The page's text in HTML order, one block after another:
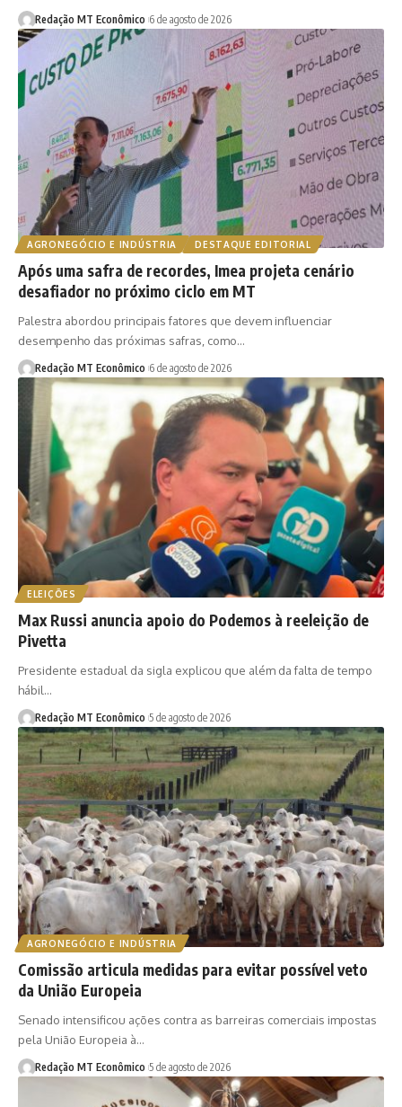
Redação MT Econômico 6 de agosto de 2026
AGRONEGÓCIO E INDÚSTRIA DESTAQUE EDITORIAL
Após uma safra de recordes, Imea projeta cenário
desafiador no próximo ciclo em MT
Palestra abordou principais fatores que devem influenciar
desempenho das próximas safras, como…
Redação MT Econômico 6 de agosto de 2026
ELEIÇÕES
Max Russi anuncia apoio do Podemos à reeleição de
Pivetta
Presidente estadual da sigla explicou que além da falta de tempo
hábil…
Redação MT Econômico 5 de agosto de 2026
AGRONEGÓCIO E INDÚSTRIA
Comissão articula medidas para evitar possível veto
da União Europeia
Senado intensificou ações contra as barreiras comerciais impostas
pela União Europeia à…
Redação MT Econômico 5 de agosto de 2026